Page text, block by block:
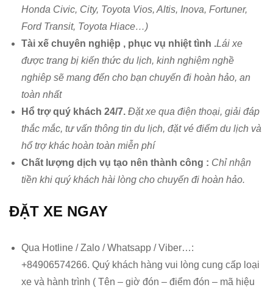
Honda Civic, City, Toyota Vios, Altis, Inova, Fortuner,
Ford Transit, Toyota Hiace…)
Tài xế chuyên nghiệp , phục vụ nhiệt tình .Lái xe
được trang bị kiến thức du lịch, kinh nghiệm nghề
nghiêp sẽ mang đến cho bạn chuyến đi hoàn hảo, an
toàn nhất
Hổ trợ quý khách 24/7. Đặt xe qua điện thoại, giải đáp
thắc mắc, tư vấn thông tin du lịch, đặt vé điểm du lịch và
hổ trợ khác hoàn toàn miễn phí
Chất lượng dịch vụ tạo nên thành công : Chỉ nhận
tiền khi quý khách hài lòng cho chuyến đi hoàn hảo.
ĐẶT XE NGAY
Qua Hotline / Zalo / Whatsapp / Viber…:
+84906574266. Quý khách hàng vui lòng cung cấp loại
xe và hành trình ( Tên – giờ đón – điểm đón – mã hiệu